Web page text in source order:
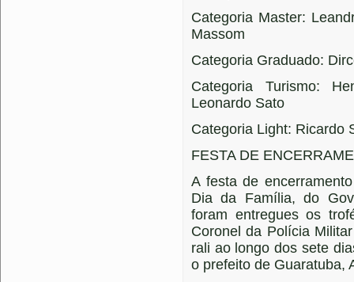
Categoria Master:
Massom
Categoria Graduado:
Categoria Turismo:
Leonardo Sato
Categoria Light: Ricardo
FESTA DE
A festa de
Dia da Família, do
foram entregues os
Coronel da Polícia
rali ao longo dos sete
o prefeito de Guaratuba,